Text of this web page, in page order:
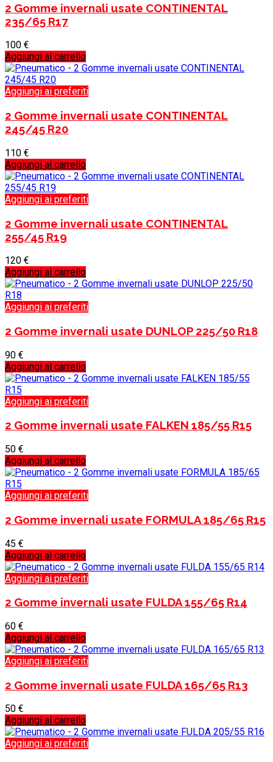
2 Gomme invernali usate CONTINENTAL
235/65 R17
100 €
Aggiungi al carrello
Aggiungi ai preferiti
2 Gomme invernali usate CONTINENTAL
245/45 R20
110 €
Aggiungi al carrello
Aggiungi ai preferiti
2 Gomme invernali usate CONTINENTAL
255/45 R19
120 €
Aggiungi al carrello
Aggiungi ai preferiti
2 Gomme invernali usate DUNLOP 225/50 R18
90 €
Aggiungi al carrello
Aggiungi ai preferiti
2 Gomme invernali usate FALKEN 185/55 R15
50 €
Aggiungi al carrello
Aggiungi ai preferiti
2 Gomme invernali usate FORMULA 185/65 R15
45 €
Aggiungi al carrello
Aggiungi ai preferiti
2 Gomme invernali usate FULDA 155/65 R14
60 €
Aggiungi al carrello
Aggiungi ai preferiti
2 Gomme invernali usate FULDA 165/65 R13
50 €
Aggiungi al carrello
Aggiungi ai preferiti